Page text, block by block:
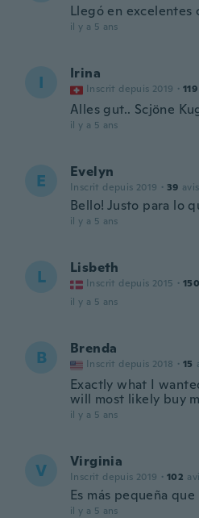
Llegó en excelentes
il y a 5 ans
I Irina
Inscrit depuis 2019 · 119
Alles gut.. Scjöne
il y a 5 ans
E Evelyn
Inscrit depuis 2019 · 39 avis
Bello! Justo para lo
il y a 5 ans
L Lisbeth
Inscrit depuis 2015 · 150
il y a 5 ans
B Brenda
Inscrit depuis 2018 · 15
Exactly what I
will most likely buy
il y a 5 ans
V Virginia
Inscrit depuis 2019 · 102
Es más pequeña
il y a 5 ans